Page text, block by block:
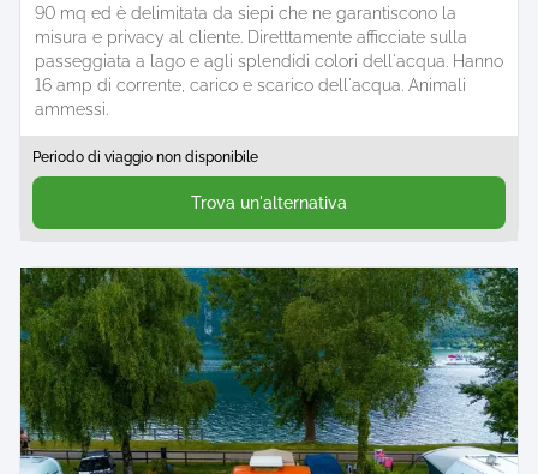
90 mq ed è delimitata da siepi che ne garantiscono la
misura e privacy al cliente. Diretttamente afficciate sulla
passeggiata a lago e agli splendidi colori dell'acqua. Hanno
16 amp di corrente, carico e scarico dell'acqua. Animali
ammessi.
Periodo di viaggio non disponibile
Trova un'alternativa